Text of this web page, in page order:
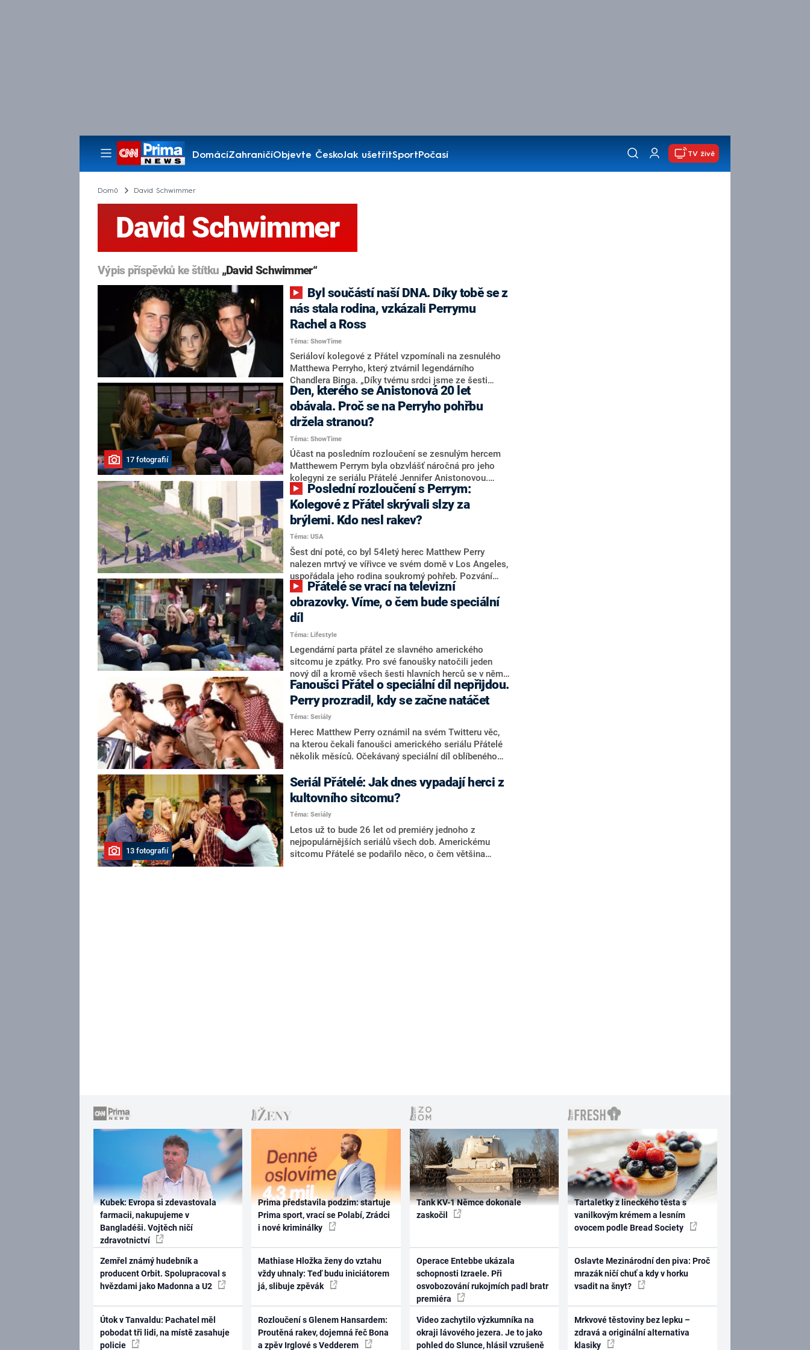
DomácíZahraničíObjevte ČeskoJak ušetřitSportPočasí
Pořady
TV živě
Domů David Schwimmer
David Schwimmer
Výpis příspěvků ke štítku „David Schwimmer“
nás stala rodina, vzkázali Perrymu
Rachel a Ross
Téma: ShowTime
Seriáloví kolegové z Přátel vzpomínali na zesnulého
Matthewa Perryho, který ztvárnil legendárního
Chandlera Binga. „Díky tvému srdci jsme ze šesti
cizích lidí vytvořili rodinu,“ napsal herec David
Schwimmer alias Ross. Poprvé se veřejně vyjádřila
také Jennifer Anistonová. Přiznala, že loučení s
Matthewem Perrym pro ni bylo nesmírně bolestné,
protože „byl součástí našich DNA".
17 fotografií
Den, kterého se Anistonová 20 let
obávala. Proč se na Perryho pohřbu
držela stranou?
Téma: ShowTime
Účast na posledním rozloučení se zesnulým hercem
Matthewem Perrym byla obzvlášť náročná pro jeho
kolegyni ze seriálu Přátelé Jennifer Anistonovou.
Během obřadu se držela stranou a s ostatními takřka
nekomunikovala. S Perrym si byla velmi blízká a
dlouhá léta ho podporovala v boji se závislostmi.
Kolegové z Přátel skrývali slzy za
brýlemi. Kdo nesl rakev?
Téma: USA
Šest dní poté, co byl 54letý herec Matthew Perry
nalezen mrtvý ve vířivce ve svém domě v Los Angeles,
uspořádala jeho rodina soukromý pohřeb. Pozvání
dostali pouze nejbližší, včetně pětice herců z Přátel. K
věčnému odpočinku byl „Chandler Bing“ po hodinovém
obřadu v pátek 3. listopadu uložen na losangeleském
hřbitově Forest Lawn.
obrazovky. Víme, o čem bude speciální
díl
Téma: Lifestyle
Legendární parta přátel ze slavného amerického
sitcomu je zpátky. Pro své fanoušky natočili jeden
nový díl a kromě všech šesti hlavních herců se v něm
objeví i jejich bývalé lásky. Jeho tvůrci se však
nerozhodli pro běžnou epizodu, ale speciál, ve kterém
si přátelé projdou kulisy a zavzpomínají na natáčení.
Fanoušci Přátel o speciální díl nepřijdou.
Perry prozradil, kdy se začne natáčet
Téma: Seriály
Herec Matthew Perry oznámil na svém Twitteru věc,
na kterou čekali fanoušci amerického seriálu Přátelé
několik měsíců. Očekávaný speciální díl oblíbeného
15 letech se tak na placu opět sejdou herečky Jennifer
Aniston, Courteney Cox a Lisa Kudrow s kolegy
Matthewem Perrym, Mattem LeBlancem a Davidem
Schwimmerem.
13 fotografií
Seriál Přátelé: Jak dnes vypadají herci z
kultovního sitcomu?
Téma: Seriály
Letos už to bude 26 let od premiéry jednoho z
nejpopulárnějších seriálů všech dob. Americkému
sitcomu Přátelé se podařilo něco, o čem většina
Kubek: Evropa si zdevastovala
farmacii, nakupujeme v
Bangladéši. Vojtěch ničí
zdravotnictví
Zemřel známý hudebník a
producent Orbit. Spolupracoval s
hvězdami jako Madonna a U2
Útok v Tanvaldu: Pachatel měl
pobodat tři lidi, na místě zasahuje
policie
Prima představila podzim: startuje
Prima sport, vrací se Polabí, Zrádci
i nové kriminálky
Mathiase Hložka ženy do vztahu
vždy uhnaly: Teď budu iniciátorem
já, slibuje zpěvák
Rozloučení s Glenem Hansardem:
Proutěná rakev, dojemná řeč Bona
a zpěv Irglové s Vedderem
Tank KV-1 Němce dokonale
zaskočil
Operace Entebbe ukázala
schopnosti Izraele. Při
osvobozování rukojmích padl bratr
premiéra
Video zachytilo výzkumníka na
okraji lávového jezera. Je to jako
pohled do Slunce, hlásil vzrušeně
Tartaletky z lineckého těsta s
vanilkovým krémem a lesním
ovocem podle Bread Society
Oslavte Mezinárodní den piva: Proč
mrazák ničí chuť a kdy v horku
vsadit na šnyt?
Mrkvové těstoviny bez lepku –
zdravá a originální alternativa
klasiky